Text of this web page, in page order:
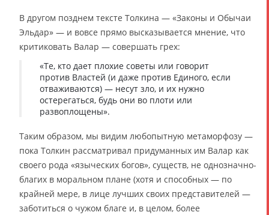
В другом позднем тексте Толкина — «Законы и Обычаи
Эльдар» — и вовсе прямо высказывается мнение, что
критиковать Валар — совершать грех:
«Те, кто дает плохие советы или говорит
против Властей (и даже против Единого, если
отваживаются) — несут зло, и их нужно
остерегаться, будь они во плоти или
развоплощены».
Таким образом, мы видим любопытную метаморфозу —
пока Толкин рассматривал придуманных им Валар как
своего рода «языческих богов», существ, не однозначно-
благих в моральном плане (хотя и способных — по
крайней мере, в лице лучших своих представителей —
заботиться о чужом благе и, в целом, более